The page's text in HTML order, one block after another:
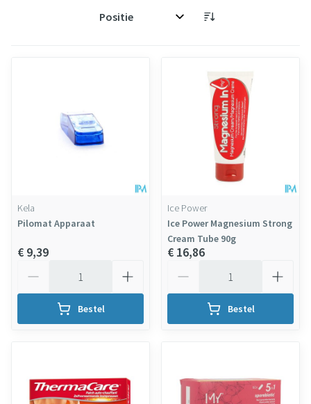
Sorteer op:
Kela
Pilomat Apparaat
€ 9,39
Bestel
Ice Power
Ice Power Magnesium Strong
Cream Tube 90g
€ 16,86
Bestel